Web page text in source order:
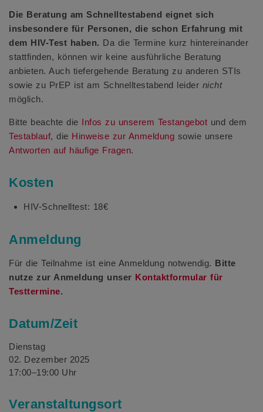
Die Beratung am Schnelltestabend eignet sich
insbesondere für Personen, die schon Erfahrung mit
dem HIV-Test haben. Da die Termine kurz hintereinander
stattfinden, können wir keine ausführliche Beratung
anbieten. Auch tiefergehende Beratung zu anderen STIs
sowie zu PrEP ist am Schnelltestabend leider nicht
möglich.
Bitte beachte die Infos zu unserem Testangebot und dem
Testablauf, die Hinweise zur Anmeldung sowie unsere
Antworten auf häufige Fragen.
Kosten
HIV-Schnelltest: 18€
Anmeldung
Für die Teilnahme ist eine Anmeldung notwendig. Bitte
nutze zur Anmeldung unser Kontaktformular für
Testtermine.
Datum/Zeit
Dienstag
02. Dezember 2025
17:00–19:00 Uhr
Veranstaltungsort